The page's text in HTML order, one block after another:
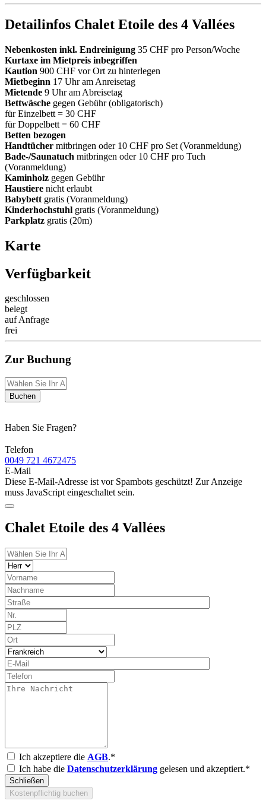
Detailinfos Chalet Etoile des 4 Vallées
Nebenkosten inkl. Endreinigung 35 CHF pro Person/Woche
Kurtaxe im Mietpreis inbegriffen
Kaution 900 CHF vor Ort zu hinterlegen
Mietbeginn 17 Uhr am Anreisetag
Mietende 9 Uhr am Abreisetag
Bettwäsche gegen Gebühr (obligatorisch)
für Einzelbett = 30 CHF
für Doppelbett = 60 CHF
Betten bezogen
Handtücher mitbringen oder 10 CHF pro Set (Voranmeldung)
Bade-/Saunatuch mitbringen oder 10 CHF pro Tuch
(Voranmeldung)
Kaminholz gegen Gebühr
Haustiere nicht erlaubt
Babybett gratis (Voranmeldung)
Kinderhochstuhl gratis (Voranmeldung)
Parkplatz gratis (20m)
Karte
Verfügbarkeit
geschlossen
belegt
auf Anfrage
frei
Zur Buchung
Buchen
Haben Sie Fragen?
Telefon
0049 721 4672475
E-Mail
Diese E-Mail-Adresse ist vor Spambots geschützt! Zur Anzeige
muss JavaScript eingeschaltet sein.
Chalet Etoile des 4 Vallées
Ich akzeptiere die AGB.*
Ich habe die Datenschutzerklärung gelesen und akzeptiert.*
Schließen
Kostenpflichtig buchen